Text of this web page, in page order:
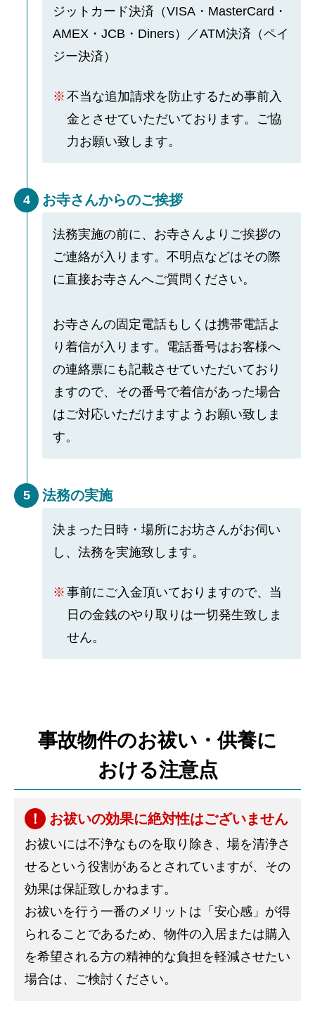
ジットカード決済（VISA・MasterCard・
AMEX・JCB・Diners）／ATM決済（ペイ
ジー決済）
不当な追加請求を防止するため事前入
金とさせていただいております。ご協
力お願い致します。
4 お寺さんからのご挨拶
法務実施の前に、お寺さんよりご挨拶の
ご連絡が入ります。不明点などはその際
に直接お寺さんへご質問ください。
お寺さんの固定電話もしくは携帯電話よ
り着信が入ります。電話番号はお客様へ
の連絡票にも記載させていただいており
ますので、その番号で着信があった場合
はご対応いただけますようお願い致しま
す。
5 法務の実施
決まった日時・場所にお坊さんがお伺い
し、法務を実施致します。
事前にご入金頂いておりますので、当
日の金銭のやり取りは一切発生致しま
せん。
事故物件のお祓い・供養に
おける注意点
お祓いの効果に絶対性はございません
お祓いには不浄なものを取り除き、場を清浄さ
せるという役割があるとされていますが、その
効果は保証致しかねます。
お祓いを行う一番のメリットは「安心感」が得
られることであるため、物件の入居または購入
を希望される方の精神的な負担を軽減させたい
場合は、ご検討ください。